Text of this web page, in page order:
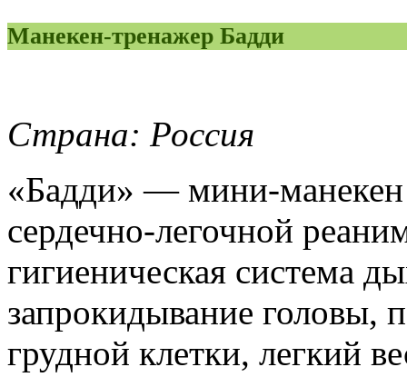
Манекен-тренажер Бадди
Страна: Россия
«Бадди» — мини-манекен
сердечно-легочной
гигиеническая система
запрокидывание головы,
грудной клетки, легкий